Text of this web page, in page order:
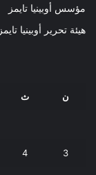
مؤسس أوبينيا تايمز
هيئة تحرير أوبينيا تايمز
ن ث
3
4